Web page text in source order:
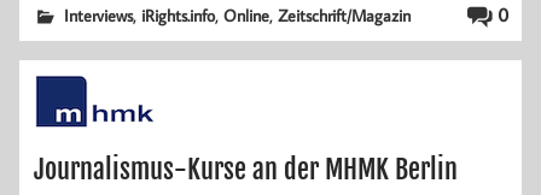
0
Interviews, iRights.info,Online,Zeitschrift/Magazin
Journalismus-Kurse an der MHMK Berlin